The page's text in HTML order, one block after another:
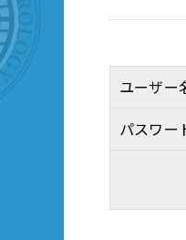
ユーザー
パスワー